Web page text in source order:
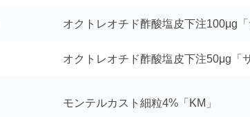
オクトレオチド酢酸塩皮下注100μg「
オクトレオチド酢酸塩皮下注50μg「
モンテルカスト細粒4%「KM」